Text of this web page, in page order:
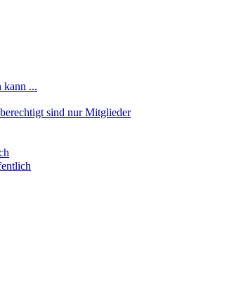
...
sind nur Mitglieder